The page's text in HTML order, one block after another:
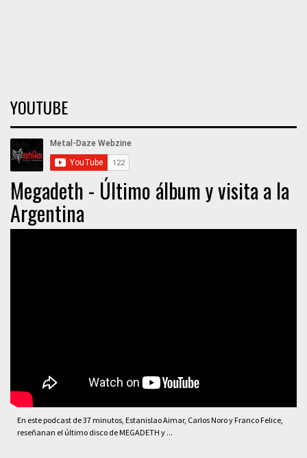
YOUTUBE
Megadeth - Último álbum y visita a la
Argentina
En este podcast de 37 minutos, Estanislao Aimar, Carlos Noro y Franco Felice,
reseñanan el último disco de MEGADETH y ...